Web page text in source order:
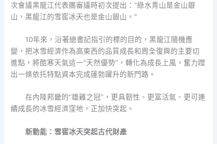
次會議黑龍江代表團審議時初次提出：“綠水青山是金山銀
山，黑龍江的雪窖冰天也是金山銀山。”
10年來，沿著總書記指引的標的目的，黑龍江隨機應
變，把冰雪經濟作為高東西的品質成長和周全復興的主要切
進點，將酷寒天氣這一“天然優勢”，轉化為成長上風，奮力蹚
出一條依托特點資本完成蓬勃躍升的新門路。
在內陸邦畿的“雄雞之冠”，更具韌性、更富活氣、更可連
續成長的冰雪經濟窪地，正加快突起。
新動能：雪窖冰天突起古代財產